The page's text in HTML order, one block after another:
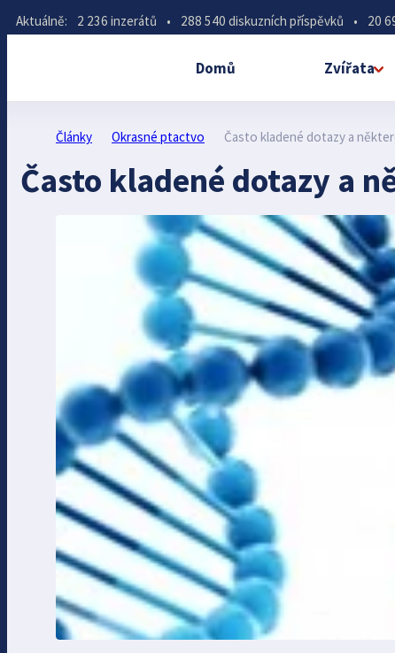
Aktuálně: 2 236 inzerátů • 288 540 diskuzních příspěvků • 20
Domů Zvířata
Články Okrasné ptactvo Často kladené dotazy a
Často kladené dotazy a